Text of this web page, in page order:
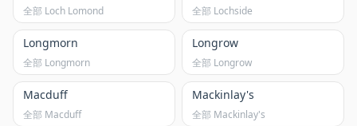
全部 Loch Lomond 全部 Lochside
Longmorn
全部 Longmorn
Longrow
全部 Longrow
Macduff
全部 Macduff
Mackinlay's
全部 Mackinlay's